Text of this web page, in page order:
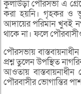
কুলাউড়া পৌরসভা এ
করা হয়নি। গৃহকর ও
আদায়ের পরিমান খুবই
থাকে না। ফলে
পৌরসভায়
প্রশ্ন তুলেন উপস্থিত
আওতায়
পৌরবাসীর ভোগান্তির